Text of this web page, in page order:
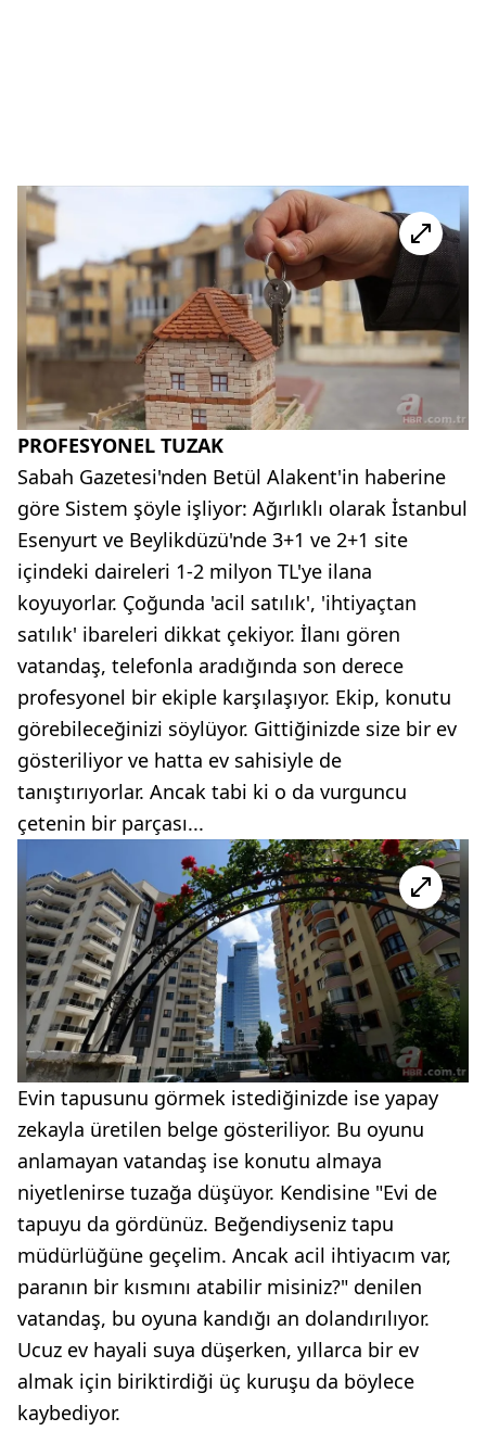
PROFESYONEL TUZAK
Sabah Gazetesi'nden Betül Alakent'in haberine
göre Sistem şöyle işliyor: Ağırlıklı olarak İstanbul
Esenyurt ve Beylikdüzü'nde 3+1 ve 2+1 site
içindeki daireleri 1-2 milyon TL'ye ilana
koyuyorlar. Çoğunda 'acil satılık', 'ihtiyaçtan
satılık' ibareleri dikkat çekiyor. İlanı gören
vatandaş, telefonla aradığında son derece
profesyonel bir ekiple karşılaşıyor. Ekip, konutu
görebileceğinizi söylüyor. Gittiğinizde size bir ev
gösteriliyor ve hatta ev sahisiyle de
tanıştırıyorlar. Ancak tabi ki o da vurguncu
çetenin bir parçası...
Evin tapusunu görmek istediğinizde ise yapay
zekayla üretilen belge gösteriliyor. Bu oyunu
anlamayan vatandaş ise konutu almaya
niyetlenirse tuzağa düşüyor. Kendisine "Evi de
tapuyu da gördünüz. Beğendiyseniz tapu
müdürlüğüne geçelim. Ancak acil ihtiyacım var,
paranın bir kısmını atabilir misiniz?" denilen
vatandaş, bu oyuna kandığı an dolandırılıyor.
Ucuz ev hayali suya düşerken, yıllarca bir ev
almak için biriktirdiği üç kuruşu da böylece
kaybediyor.